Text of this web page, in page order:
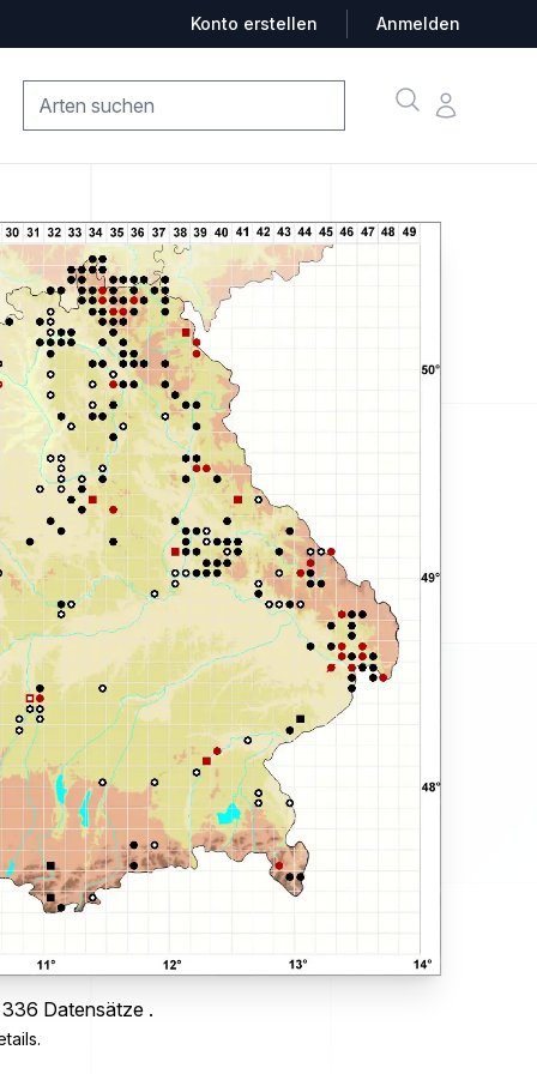
Konto erstellen Anmelden
SucheKonto
Datensätze .